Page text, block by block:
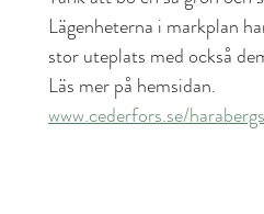
Lägenheterna i markplan
stor uteplats med också
Läs mer på hemsidan.
www.cederfors.se/